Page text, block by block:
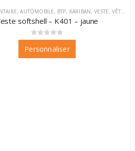
,AUTOMOBILE, BTP, KARIBAN, VESTE,VÊTEMENTS
softshell – K401 – jaune
0sur 5
Personnaliser